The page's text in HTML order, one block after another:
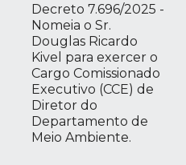
Decreto 7.696/2025 -
Nomeia o Sr.
Douglas Ricardo
Kivel para exercer o
Cargo Comissionado
Executivo (CCE) de
Diretor do
Departamento de
Meio Ambiente.